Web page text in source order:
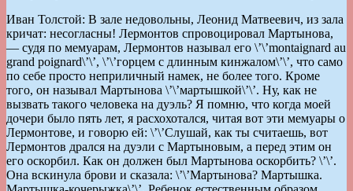
Иван Толстой: В зале недовольны, Леонид Матвеевич, из зала
кричат: несогласны! Лермонтов спровоцировал Мартынова,
— судя по мемуарам, Лермонтов называл его \’\’montaignard au
grand poignard\’\’, \’\’горцем с длинным кинжалом\’\’, что само
по себе просто неприличный намек, не более того. Кроме
того, он называл Мартынова \’\’мартышкой\’\’. Ну, как не
вызвать такого человека на дуэль? Я помню, что когда моей
дочери было пять лет, я расхохотался, читая вот эти мемуары о
Лермонтове, и говорю ей: \’\’Слушай, как ты считаешь, вот
Лермонтов дрался на дуэли с Мартыновым, а перед этим он
его оскорбил. Как он должен был Мартынова оскорбить? \’\’.
Она вскинула брови и сказала: \’\’Мартынова? Мартышка.